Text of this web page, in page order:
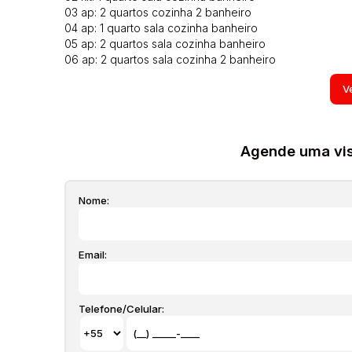
03 ap: 2 quartos cozinha 2 banheiro
04 ap: 1 quarto sala cozinha banheiro
05 ap: 2 quartos sala cozinha banheiro
06 ap: 2 quartos sala cozinha 2 banheiro
Area privativa de 350,00m² ( informação direta do
qualquer momento sem prévio aviso pois são
proprietário e poderão ser alteradas a qualquer
Agende uma
Nome:
Email:
Telefone/Celular: